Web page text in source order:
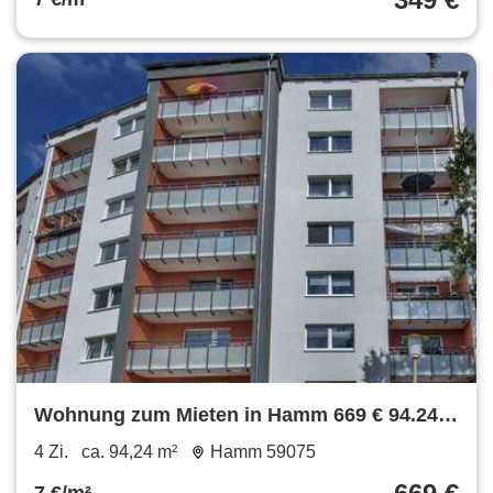
Wohnung zum Mieten in Hamm 669 € 94.24
m²
4 Zi. ca. 94,24 m² Hamm 59075